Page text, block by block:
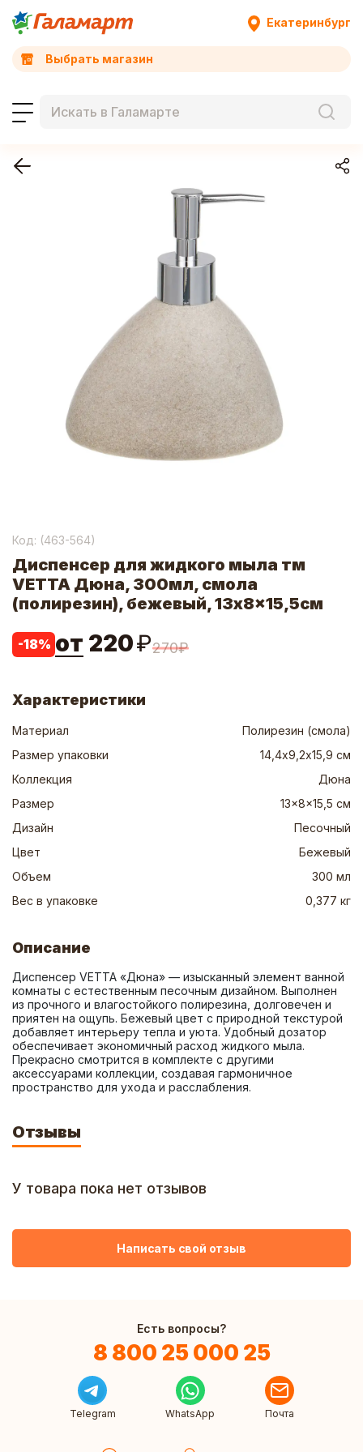
Екатеринбург
Выбрать магазин
Код: (463-564)
Диспенсер для жидкого мыла тм
VETTA Дюна, 300мл, смола
(полирезин), бежевый, 13x8x15,5см
-18% от 220₽270₽
Характеристики
Материал
Полирезин (смола)
Размер упаковки
14,4х9,2х15,9 см
Коллекция
Дюна
Размер
13x8x15,5 см
Дизайн
Песочный
Цвет
Бежевый
Объем
300 мл
Вес в упаковке
0,377 кг
Описание
Диспенсер VETTA «Дюна» — изысканный элемент ванной
комнаты с естественным песочным дизайном. Выполнен
из прочного и влагостойкого полирезина, долговечен и
приятен на ощупь. Бежевый цвет с природной текстурой
добавляет интерьеру тепла и уюта. Удобный дозатор
обеспечивает экономичный расход жидкого мыла.
Прекрасно смотрится в комплекте с другими
аксессуарами коллекции, создавая гармоничное
пространство для ухода и расслабления.
Отзывы
У товара пока нет отзывов
Написать свой отзыв
Есть вопросы?
8 800 25 000 25
Telegram WhatsApp Почта